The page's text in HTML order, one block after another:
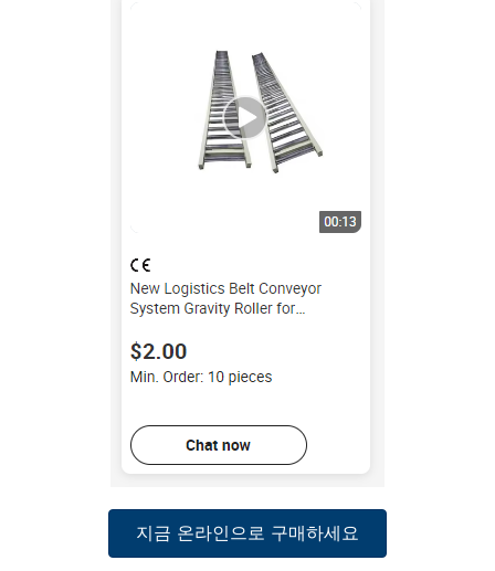
지금 온라인으로 구매하세요